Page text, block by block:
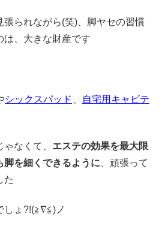
張られながら(笑)、脚ヤセの習慣
は、大きな財産です
シックスパッド
自宅用キャビテ
なくて、 エステの効果を最大限
脚を細くできるように 、頑張って
た
しょ?!(≧∇≦)ノ